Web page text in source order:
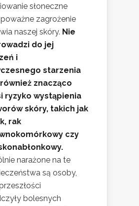
słoneczne
zagrożenie
naszej skóry. Nie
do jej
i
starzenia
znacząco
ryzyko wystąpienia
skóry, takich jak
rak
czy
narażone na te
są osoby,
bolesnych